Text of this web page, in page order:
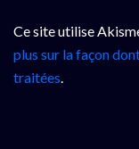
Ce site utilise
plus sur la façon
traitées.